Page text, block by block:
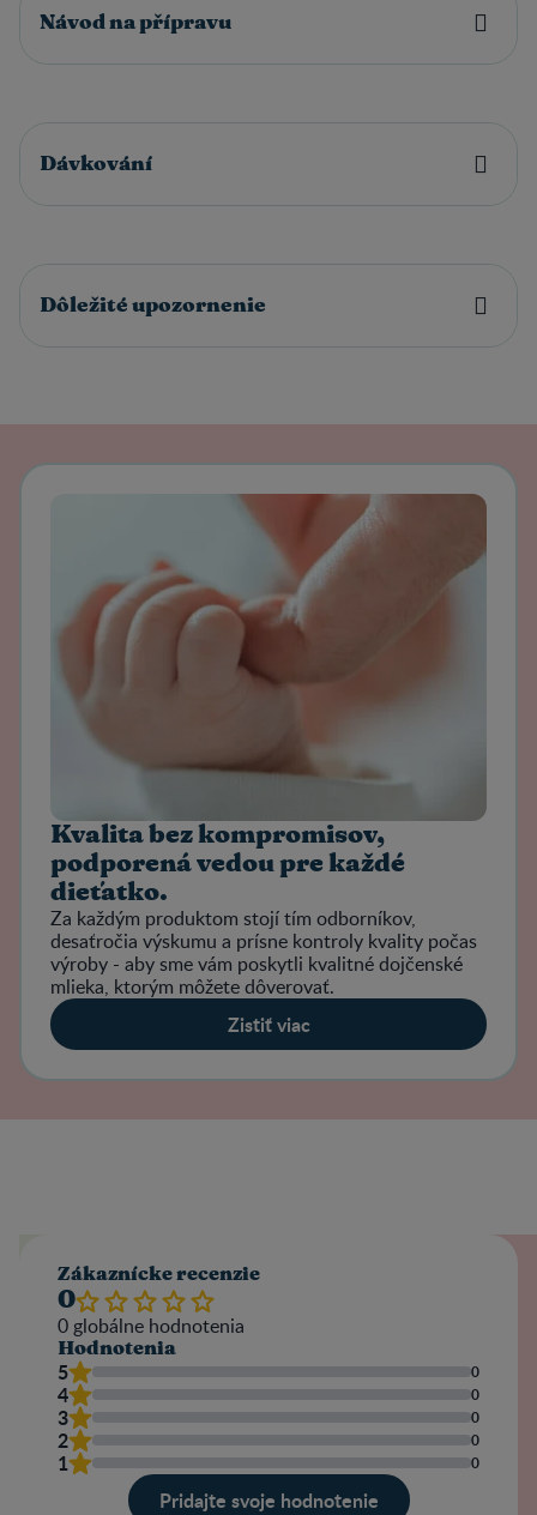
Návod na přípravu
Dávkování
Dôležité upozornenie
Kvalita bez kompromisov,
podporená vedou pre každé
dieťatko.
Za každým produktom stojí tím odborníkov,
desaťročia výskumu a prísne kontroly kvality počas
výroby - aby sme vám poskytli kvalitné dojčenské
mlieka, ktorým môžete dôverovať.
Zistiť viac
Zákaznícke recenzie
0
0 globálne hodnotenia
Hodnotenia
5 0
4 0
3 0
2 0
1 0
Pridajte svoje hodnotenie